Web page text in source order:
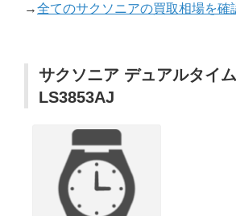
→全てのサクソニアの買取相場を確
サクソニア デュアルタイ
LS3853AJ